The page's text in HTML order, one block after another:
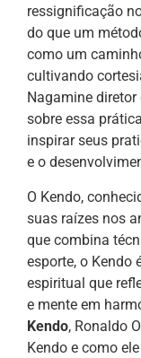
ressignificação
do que um
como um
cultivando
Nagamine
sobre essa
inspirar seus
e o
O Kendo,
suas raízes nos
que combina
esporte, o Kendo
espiritual que
e mente em
Kendo, Ronaldo
Kendo e como